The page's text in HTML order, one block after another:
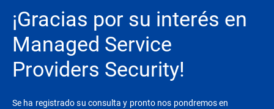
¡Gracias por su interés en
Managed Service
Providers Security!
Se ha registrado su consulta y pronto nos pondremos en